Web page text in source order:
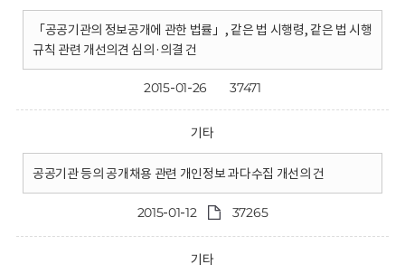
「공공기관의 정보공개에 관한 법률」, 같은 법 시행령, 같은 법 시행
규칙 관련 개선의견 심의·의결 건
2015-01-26 37471
기타
공공기관 등의 공개채용 관련 개인정보 과다수집 개선의 건
2015-01-12 37265
기타